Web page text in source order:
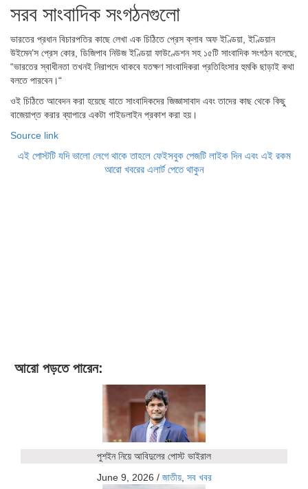
সরব সাংবাদিক সংগঠনগুলো
ভারতের প্রধান বিচারপতির কাছে লেখা এক চিঠিতে প্রেস ক্লাব অফ ইণ্ডিয়া, ইণ্ডিয়ান
উইমেন’স প্রেস কোর, ডিজিপাব নিউজ ইণ্ডিয়া ফাউণ্ডেশন সহ ১৫টি সাংবাদিক সংগঠন বলেছে,
“ভারতের স্বাধীনতা তখনই নিরাপদে থাকবে যতক্ষণ সাংবাদিকরা প্রতিহিংসার হুমকি ছাড়াই কথা
বলতে পারবেন।“
ওই চিঠিতে আবেদন করা হয়েছে যাতে সাংবাদিকদের জিজ্ঞাসাবাদ এবং তাদের কাছ থেকে কিছু
বাজেয়াপ্ত করার ব্যাপারে একটা গাইডলাইন প্রকাশ করা হয়।
Source link
এই পোস্টটি যদি ভালো লেগে থাকে তাহলে ফেইসবুক পেজটি লাইক দিন এবং এই রকম
আরো খবরের এলার্ট পেতে থাকুন
আরো পড়তে পারেন:
পুশইন নিয়ে আবিদুলের পোস্ট ভাইরাল
June 9, 2026 / জাতীয়, সব খবর